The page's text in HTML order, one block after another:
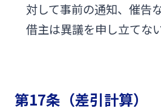
対して事前の通知、催告
借主は異議を申し立てな
第17条（差引計算）